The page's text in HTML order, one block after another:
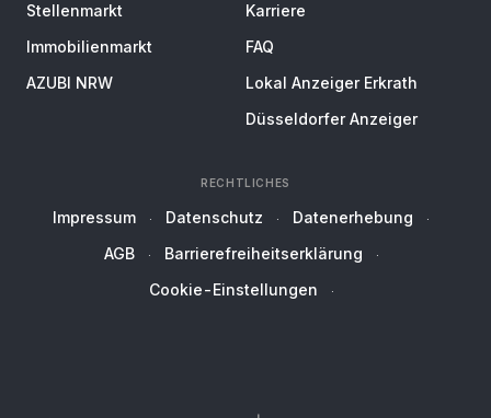
Stellenmarkt
Immobilienmarkt
AZUBI NRW
Karriere
FAQ
Lokal Anzeiger Erkrath
Düsseldorfer Anzeiger
RECHTLICHES
Impressum Datenschutz
Datenerhebung
AGB
Barrierefreiheitserklärung
Cookie-Einstellungen